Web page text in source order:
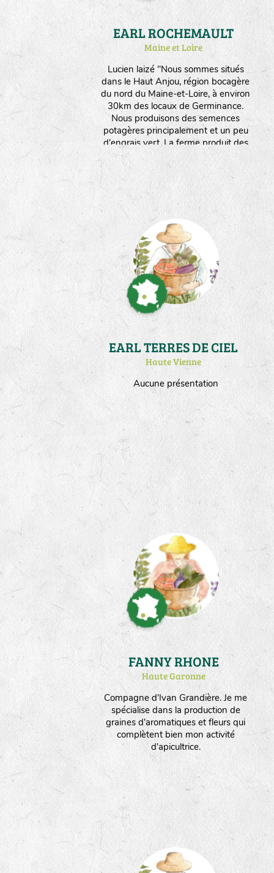
Lucien laizé "Nous sommes situés
dans le Haut Anjou, région bocagère
du nord du Maine-et-Loire, à environ
30km des locaux de Germinance.
Nous produisons des semences
potagères principalement et un peu
d'engrais vert. La ferme produit des
semences depuis 1996 et s'est
convertie à l'agriculture biologique
depuis mon arrivée en 2012.
Aujourd'hui, l'ensemble de
l'exploitation (20ha) est conduite en
agriculture biologique et fait vivre 4
personnes, uniquement avec la
multiplication de semences (6ha -
environ 30 variétés/espèces
différentes)."
EARL ROCHEMAULT
Maine et Loire
Aucune présentation
EARL TERRES DE CIEL
Haute Vienne
Compagne d'Ivan Grandière. Je me
spécialise dans la production de
graines d'aromatiques et fleurs qui
complètent bien mon activité
d'apicultrice.
FANNY RHONE
Haute Garonne